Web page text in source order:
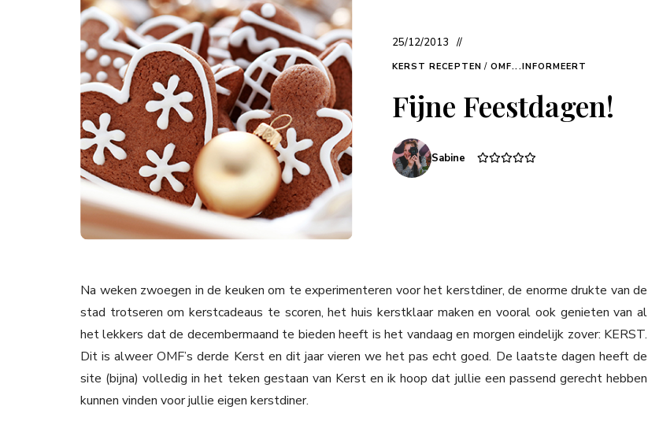
25/12/2013
KERST RECEPTEN / OMF...INFORMEERT
Fijne Feestdagen!
Sabine
Na weken zwoegen in de keuken om te experimenteren voor het kerstdiner, de enorme drukte van de
stad trotseren om kerstcadeaus te scoren, het huis kerstklaar maken en vooral ook genieten van al
het lekkers dat de decembermaand te bieden heeft is het vandaag en morgen eindelijk zover: KERST.
Dit is alweer OMF’s derde Kerst en dit jaar vieren we het pas echt goed. De laatste dagen heeft de
site (bijna) volledig in het teken gestaan van Kerst en ik hoop dat jullie een passend gerecht hebben
kunnen vinden voor jullie eigen kerstdiner.